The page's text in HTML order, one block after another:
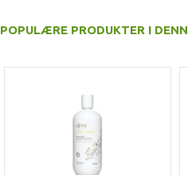
POPULÆRE PRODUKTER I